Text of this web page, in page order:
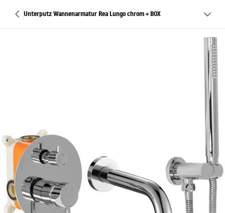
Unterputz Wannenarmatur Rea Lungo chrom + BOX